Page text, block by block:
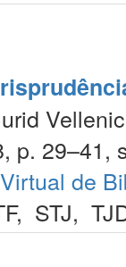
p. 29–41,
de
, STJ,